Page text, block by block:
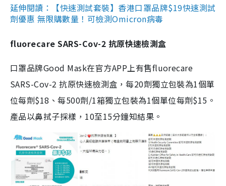
延伸閱讀：【快速測試套裝】香港口罩品牌$19快速測試
劑優惠 無限購數量！可檢測Omicron病毒
fluorecare SARS-Cov-2 抗原快速檢測盒
口罩品牌Good Mask在官方APP上有售fluorecare
SARS-Cov-2 抗原快速檢測盒，每20劑獨立包裝為1個單
位每劑$18、每500劑/1箱獨立包裝為1個單位每劑$15。
產品以鼻拭子採樣，10至15分鐘知結果。